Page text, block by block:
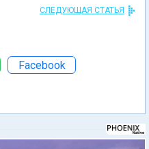
СЛЕДУЮЩАЯ СТАТЬЯ
Facebook